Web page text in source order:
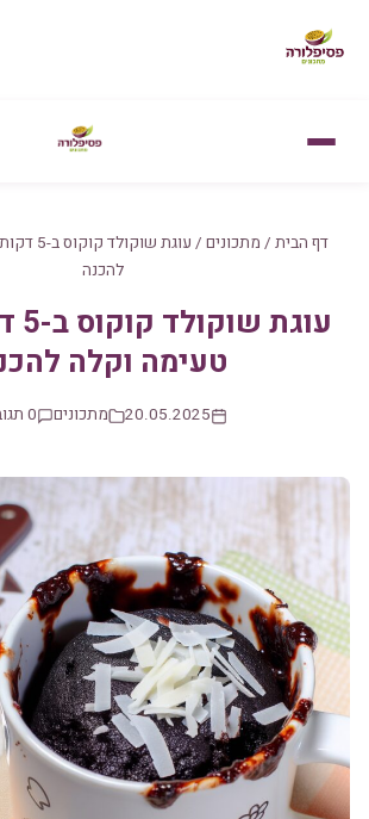
דף הבית / מתכונים /
עוגת
להכנה
טעימה וקלה
20.05.2025 מתכונים 0 תגובות